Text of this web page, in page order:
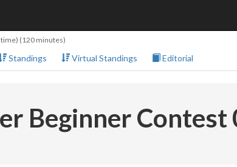
time) (120 minutes)
Standings Virtual Standings Editorial
Beginner Contest